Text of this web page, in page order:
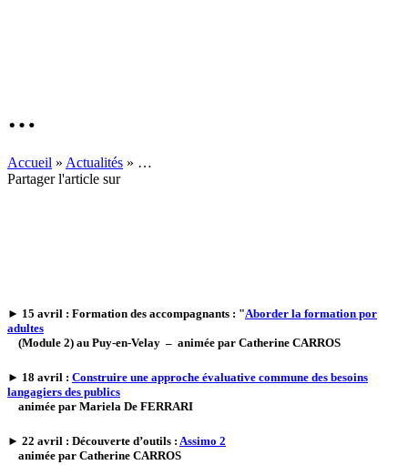
…
Accueil » Actualités » …
Partager l'article sur
► 15 avril : Formation des accompagnants : "Aborder la formation por
adultes
(Module 2) au Puy-en-Velay – animée par Catherine CARROS
► 18 avril : Construire une approche évaluative commune des besoins
langagiers des publics
animée par Mariela De FERRARI
► 22 avril : Découverte d’outils : Assimo 2
animée par Catherine CARROS